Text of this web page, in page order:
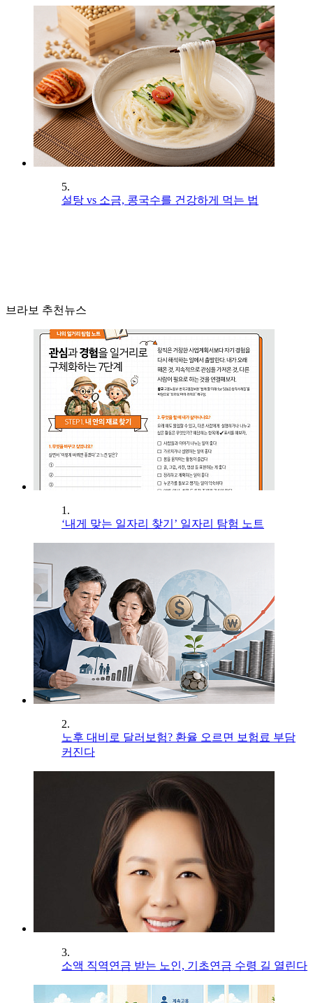
5.
설탕 vs 소금, 콩국수를 건강하게 먹는 법
브라보 추천뉴스
1.
‘내게 맞는 일자리 찾기’ 일자리 탐험 노트
2.
노후 대비로 달러보험? 환율 오르면 보험료 부담
커진다
3.
소액 직역연금 받는 노인, 기초연금 수령 길 열린다